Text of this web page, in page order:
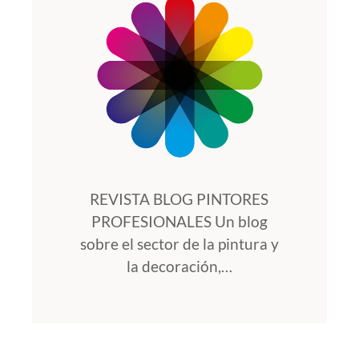
REVISTA BLOG PINTORES
PROFESIONALES Un blog
sobre el sector de la pintura y
la decoración,…